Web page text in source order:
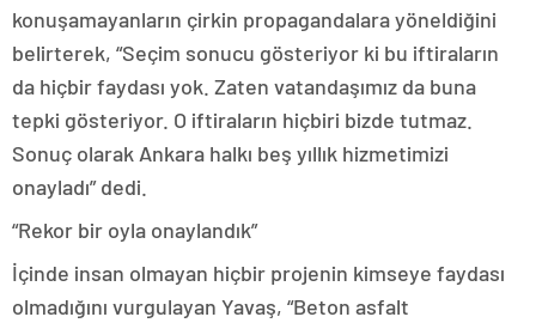
konuşamayanların çirkin propagandalara yöneldiğini
belirterek, “Seçim sonucu gösteriyor ki bu iftiraların
da hiçbir faydası yok. Zaten vatandaşımız da buna
tepki gösteriyor. O iftiraların hiçbiri bizde tutmaz.
Sonuç olarak Ankara halkı beş yıllık hizmetimizi
onayladı” dedi.
“Rekor bir oyla onaylandık”
İçinde insan olmayan hiçbir projenin kimseye faydası
olmadığını vurgulayan Yavaş, “Beton asfalt